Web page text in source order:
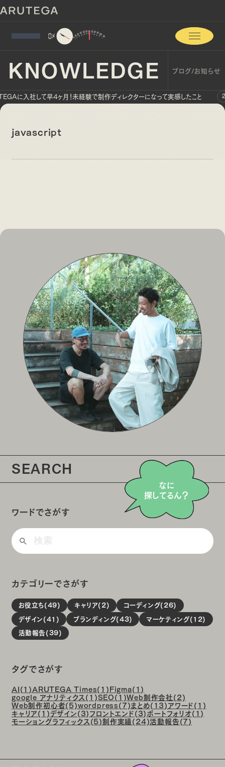
0%
ブログ/お知らせ
KNOWLEDGE
に入社して早4ヶ月！未経験で制作ディレクターになって実感したこと
javascript
SEARCH
なに
探してるん？
ワードでさがす
カテゴリーでさがす
お役立ち(49) キャリア(2)
コーディング(26)
デザイン(41)
ブランディング(43)
マーケティング(12)
活動報告(39)
タグでさがす
AI(1)ARUTEGA Times(1)Figma(1)
google アナリティクス(1)SEO(1)Web制作会社(2)
Web制作初心者(5)wordpress(7)まとめ(13)アワード(1)
キャリア(1)デザイン(3)フロントエンド(3)ポートフォリオ(1)
モーショングラフィックス(5)制作実績(24)活動報告(7)